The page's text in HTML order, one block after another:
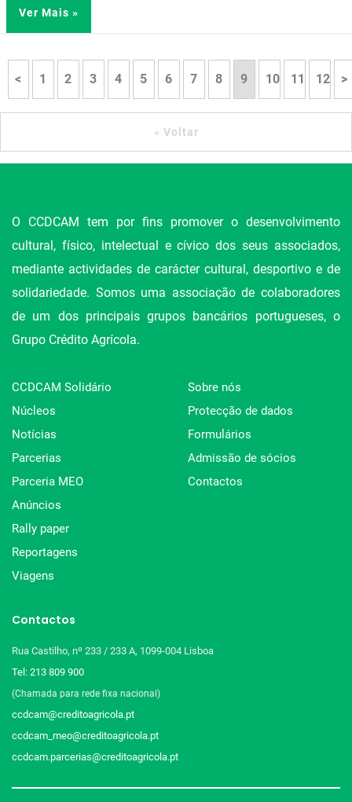
Ver Mais »
< 1 2 3 4 5 6 7 8 9 10 11 12 >
« Voltar
O CCDCAM tem por fins promover o desenvolvimento
cultural, físico, intelectual e cívico dos seus associados,
mediante actividades de carácter cultural, desportivo e de
solidariedade. Somos uma associação de colaboradores
de um dos principais grupos bancários portugueses, o
Grupo Crédito Agrícola.
CCDCAM Solidário
Núcleos
Notícias
Parcerias
Parceria MEO
Anúncios
Rally paper
Reportagens
Viagens
Sobre nós
Protecção de dados
Formulários
Admissão de sócios
Contactos
Contactos
Rua Castilho, nº 233 / 233 A, 1099-004 Lisboa
Tel: 213 809 900
(Chamada para rede fixa nacional)
ccdcam@creditoagricola.pt
ccdcam_meo@creditoagricola.pt
ccdcam.parcerias@creditoagricola.pt